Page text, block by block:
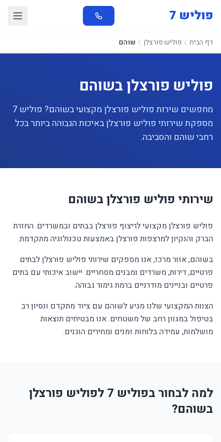
פוליש 7
דף הבית פוליש פורצלן שוהם
פוליש פורצלן בשוהם
מחפשים שירות פוליש פורצלן מקצועי בשוהם? פוליש 7
מספקת שירותי פוליש פורצלן באיכות הגבוהה ביותר בכל
רחבי שוהם והסביבה.
שירותי פוליש פורצלן בשוהם
פוליש פורצלן מקצועי לריצוף פורצלן בבתים ובמשרדים. החזרת
הברק והנקיון למרצפות פורצלן באמצעות טכנולוגיה מתקדמת.
בשוהם, אזור מרכז, אנו מספקים שירותי פוליש פורצלן לבתים
פרטיים, דירות, משרדים ומבנים מסחריים. יישוב איכותי עם בתים
פרטיים ובניינים מודרניים ברמת גימור גבוהה.
הצוות המקצועי שלנו מגיע לשוהם עם ציוד מתקדם ונסיון רב
בטיפול במגוון רחב של משטחים. אנו מבטיחים תוצאות
מושלמות, עמידה בלוחות זמנים ומחירים הוגנים.
למה לבחור בפוליש 7 לפוליש פורצלן
בשוהם?